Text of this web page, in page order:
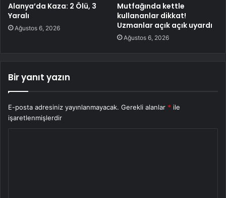
Alanya’da Kaza: 2 Ölü, 3
Yaralı
Ağustos 6, 2026
Mutfağında kettle
kullananlar dikkat!
Uzmanlar açık açık uyardı
Ağustos 6, 2026
Bir yanıt yazın
E-posta adresiniz yayınlanmayacak. Gerekli alanlar * ile
işaretlenmişlerdir